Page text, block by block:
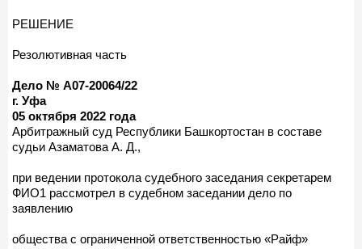
РЕШЕНИЕ
Резолютивная часть
Дело № А07-20064/22
г. Уфа
05 октября 2022 года
Арбитражный суд Республики Башкортостан в составе
судьи Азаматова А. Д.,
при ведении протокола судебного заседания секретарем
ФИО1 рассмотрел в судебном заседании дело по
заявлению
общества с ограниченной ответственностью «Райф»